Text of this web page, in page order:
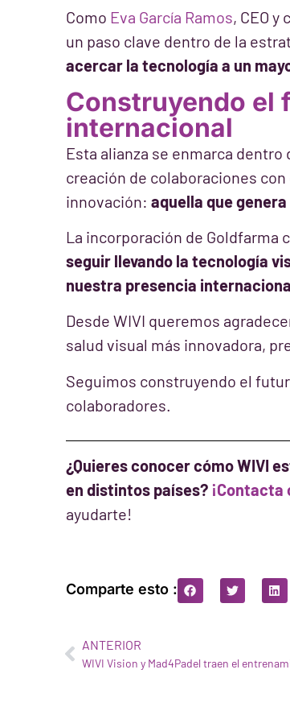
Como Eva García Ramos, CEO
un paso clave dentro de la
acercar la tecnología a un
Construyendo el
internacional
Esta alianza se enmarca
creación de colaboraciones
innovación: aquella que
La incorporación de Goldfarma
seguir llevando la tecnología
nuestra presencia
Desde WIVI queremos
salud visual más innovadora,
Seguimos construyendo el
colaboradores.
¿Quieres conocer cómo WIVI
en distintos países? ¡Contacta
ayudarte!
Comparte esto :
ANTERIOR